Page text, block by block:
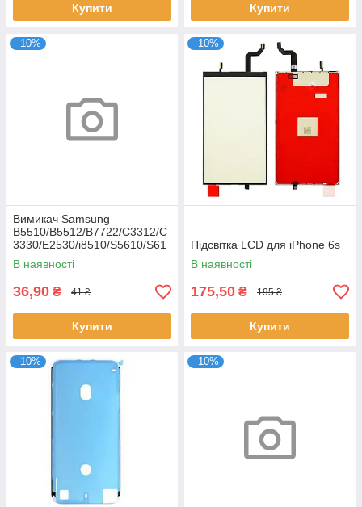
Купити Купити
–10%
Вимикач Samsung
B5510/B5512/B7722/C3312/C
3330/E2530/i8510/S5610/S61
02
В наявності
36,90 ₴ 41 ₴
Купити
–10%
Підсвітка LCD для iPhone 6s
В наявності
175,50 ₴ 195 ₴
Купити
–10% –10%